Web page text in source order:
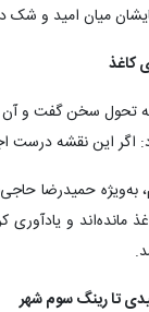
میان امید و شک
کاغذ
تحول سخن گفت و آن
این نقشه درست
به‌ویژه حمیدرضا
و یادآوری
تا رینگ سوم شهر